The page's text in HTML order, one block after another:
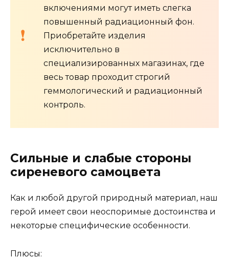
включениями могут иметь слегка
повышенный радиационный фон.
Приобретайте изделия
исключительно в
специализированных магазинах, где
весь товар проходит строгий
геммологический и радиационный
контроль.
Сильные и слабые стороны
сиреневого самоцвета
Как и любой другой природный материал, наш
герой имеет свои неоспоримые достоинства и
некоторые специфические особенности.
Плюсы: